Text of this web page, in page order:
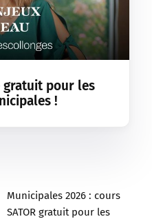
gratuit pour les
!
Municipales 2026 : cours
SATOR gratuit pour les